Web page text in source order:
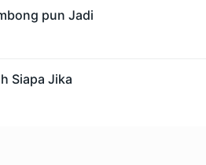
pun Jadi
Siapa Jika